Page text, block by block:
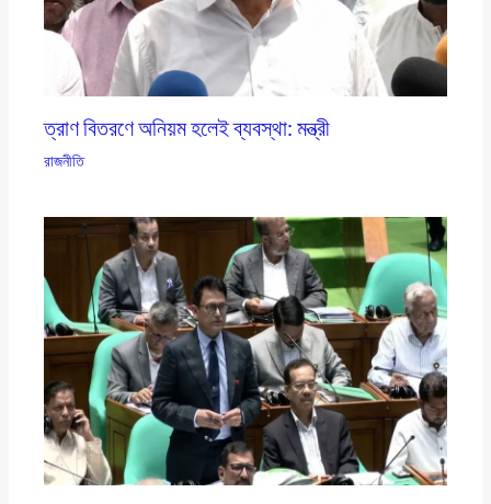
ত্রাণ বিতরণে অনিয়ম হলেই ব্যবস্থা: মন্ত্রী
রাজনীতি